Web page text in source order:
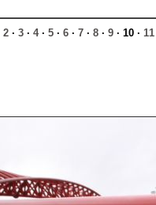
2· 3· 4· 5· 6· 7· 8· 9· 10 · 11